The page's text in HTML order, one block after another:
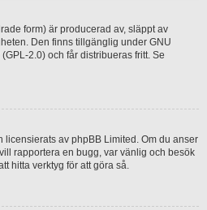
form) är producerad av, släppt av
Den finns tillgänglig under GNU
2.0) och får distribueras fritt. Se
licensierats av phpBB Limited. Om du anser
rapportera en bugg, var vänlig och besök
hitta verktyg för att göra så.